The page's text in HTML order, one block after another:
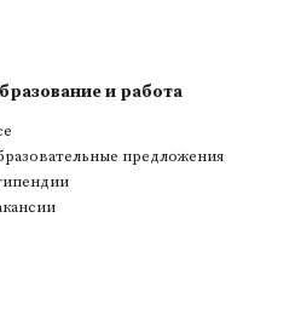
и работа
предложения